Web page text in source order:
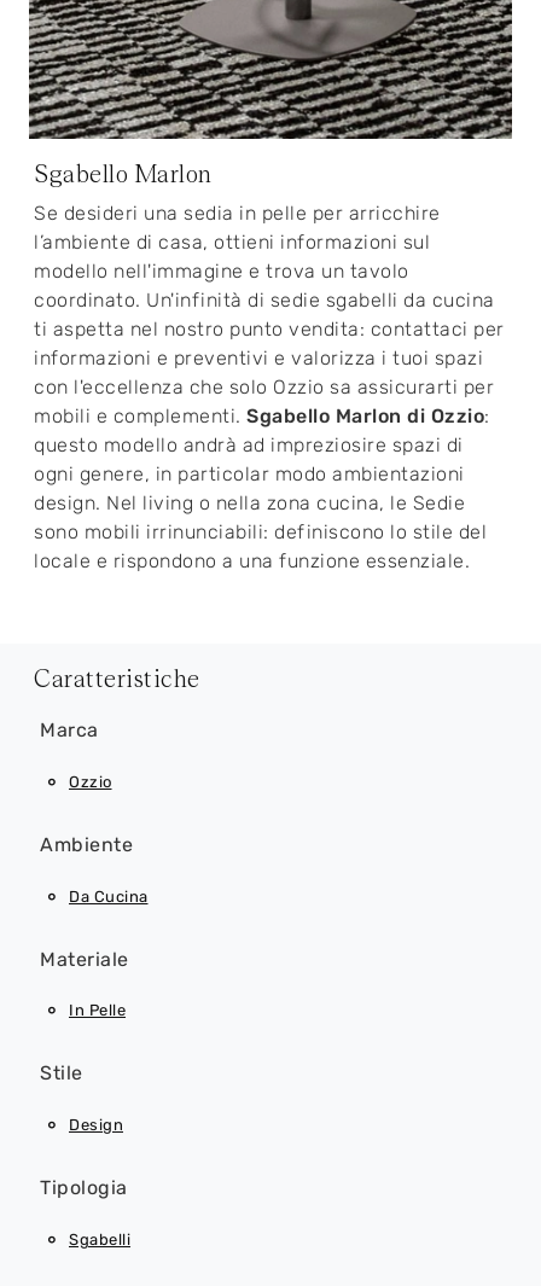
Sgabello Marlon
Se desideri una sedia in pelle per arricchire
l’ambiente di casa, ottieni informazioni sul
modello nell'immagine e trova un tavolo
coordinato. Un'infinità di sedie sgabelli da cucina
ti aspetta nel nostro punto vendita: contattaci per
informazioni e preventivi e valorizza i tuoi spazi
con l'eccellenza che solo Ozzio sa assicurarti per
mobili e complementi. Sgabello Marlon di Ozzio:
questo modello andrà ad impreziosire spazi di
ogni genere, in particolar modo ambientazioni
design. Nel living o nella zona cucina, le Sedie
sono mobili irrinunciabili: definiscono lo stile del
locale e rispondono a una funzione essenziale.
Caratteristiche
Marca
Ozzio
Ambiente
Da Cucina
Materiale
In Pelle
Stile
Design
Tipologia
Sgabelli